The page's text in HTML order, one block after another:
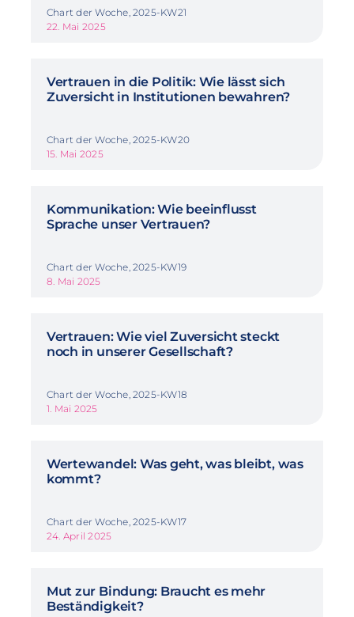
Chart der Woche, 2025-KW21
22. Mai 2025
Vertrauen in die Politik: Wie lässt sich
Zuversicht in Institutionen bewahren?
Chart der Woche, 2025-KW20
15. Mai 2025
Kommunikation: Wie beeinflusst
Sprache unser Vertrauen?
Chart der Woche, 2025-KW19
8. Mai 2025
Vertrauen: Wie viel Zuversicht steckt
noch in unserer Gesellschaft?
Chart der Woche, 2025-KW18
1. Mai 2025
Wertewandel: Was geht, was bleibt, was
kommt?
Chart der Woche, 2025-KW17
24. April 2025
Mut zur Bindung: Braucht es mehr
Beständigkeit?